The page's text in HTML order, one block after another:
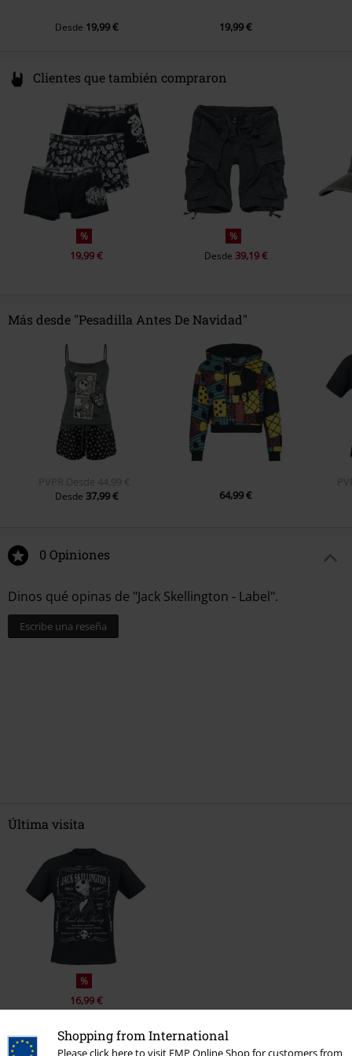
Shopping from International
Please click here to visit EMP Online Shop for customers from
Desde 19,99 € 19,99 €
Clientes que también compraron
%
19,99 €
%
Desde 39,19 €
Más desde "Pesadilla Antes De Navidad"
PVPR Desde 44,99 €
Desde 37,99 € 64,99 €
0 Opiniones
Dinos qué opinas de "Jack Skellington - Label".
Escribe una reseña
Última visita
%
16,99 €